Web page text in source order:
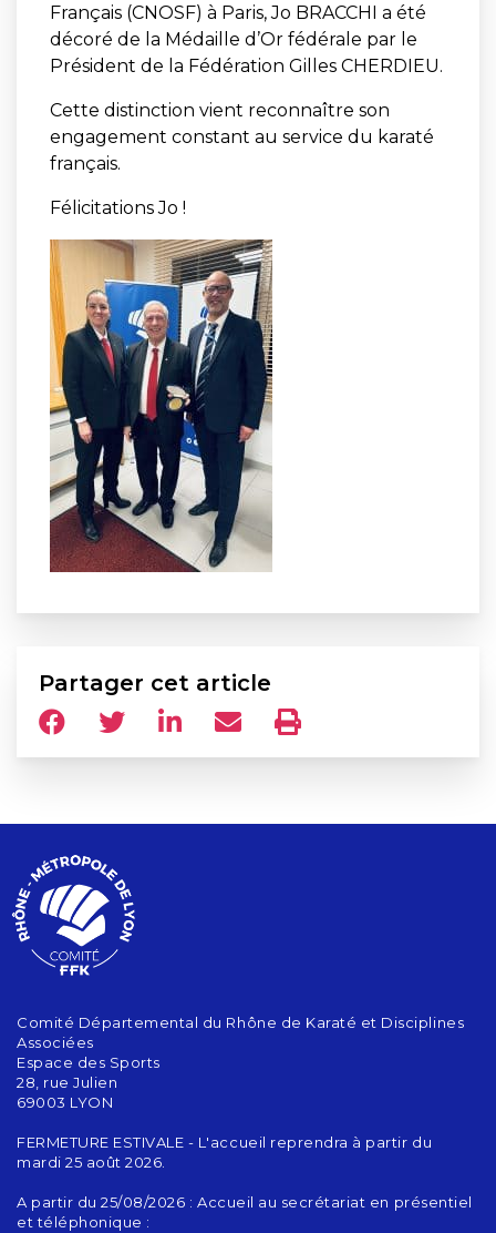
Français (CNOSF) à Paris, Jo BRACCHI a été
décoré de la Médaille d’Or fédérale par le
Président de la Fédération Gilles CHERDIEU.
Cette distinction vient reconnaître son
engagement constant au service du karaté
français.
Félicitations Jo !
Partager cet article
Comité Départemental du Rhône de Karaté et Disciplines
Associées
Espace des Sports
28, rue Julien
69003 LYON
FERMETURE ESTIVALE - L'accueil reprendra à partir du
mardi 25 août 2026.
A partir du 25/08/2026 : Accueil au secrétariat en présentiel
et téléphonique :